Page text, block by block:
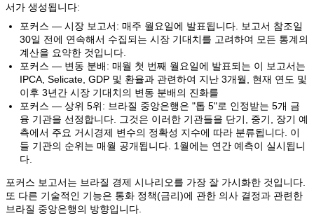
서가 생성됩니다:
포커스 — 시장 보고서: 매주 월요일에 발표됩니다. 보고서 참조일
30일 전에 연속해서 수집되는 시장 기대치를 고려하여 모든 통계의
계산을 요약한 것입니다.
포커스 — 변동 분배: 매월 첫 번째 월요일에 발표되는 이 보고서는
IPCA, Selicate, GDP 및 환율과 관련하여 지난 3개월, 현재 연도 및
이후 3년간 시장 기대치의 변동 분배의 진화를
포커스 — 상위 5위: 브라질 중앙은행은 "톱 5"로 인정받는 5개 금
융 기관을 선정합니다. 그것은 이러한 기관들을 단기, 중기, 장기 예
측에서 주요 거시경제 변수의 정확성 지수에 따라 분류됩니다. 이
들 기관의 순위는 매월 공개됩니다. 1월에는 연간 예측이 실시됩니
다.
포커스 보고서는 브라질 경제 시나리오를 가장 잘 가시화한 것입니다.
또 다른 기술적인 기능은 통화 정책(금리)에 관한 의사 결정과 관련한
브라질 중앙은행의 방향입니다.